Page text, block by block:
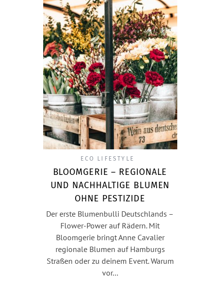
ECO LIFESTYLE
BLOOMGERIE – REGIONALE
UND NACHHALTIGE BLUMEN
OHNE PESTIZIDE
Der erste Blumenbulli Deutschlands –
Flower-Power auf Rädern. Mit
Bloomgerie bringt Anne Cavalier
regionale Blumen auf Hamburgs
Straßen oder zu deinem Event. Warum
vor…